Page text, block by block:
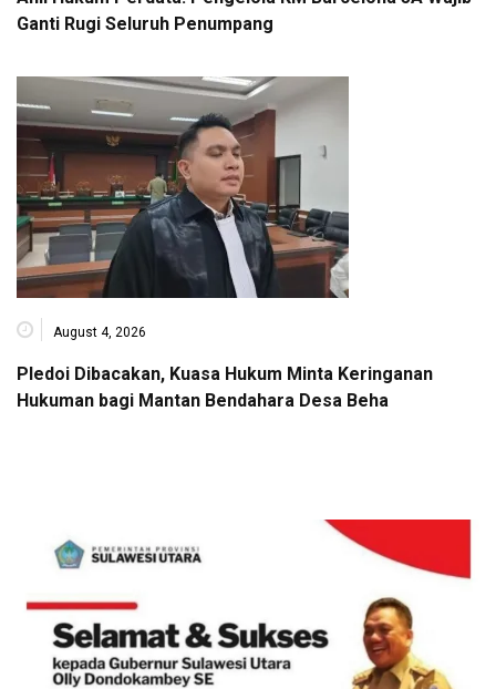
Ganti Rugi Seluruh Penumpang
August 4, 2026
Pledoi Dibacakan, Kuasa Hukum Minta Keringanan
Hukuman bagi Mantan Bendahara Desa Beha